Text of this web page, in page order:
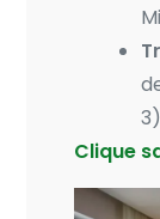
Clique